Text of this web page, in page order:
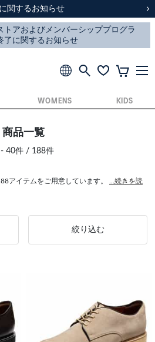
）価格改定のお知らせ
関するお知らせ
）価格改定のお知らせ
関するお知らせ
WOMENS KIDS
商品一覧
40件 / 188件
アイテムをご用意しています。
...続きを読
絞り込む